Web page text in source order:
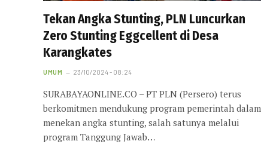
Tekan Angka Stunting, PLN Luncurkan
Zero Stunting Eggcellent di Desa
Karangkates
UMUM 23/10/2024 - 08:24
SURABAYAONLINE.CO – PT PLN (Persero) terus
berkomitmen mendukung program pemerintah dalam
menekan angka stunting, salah satunya melalui
program Tanggung Jawab…